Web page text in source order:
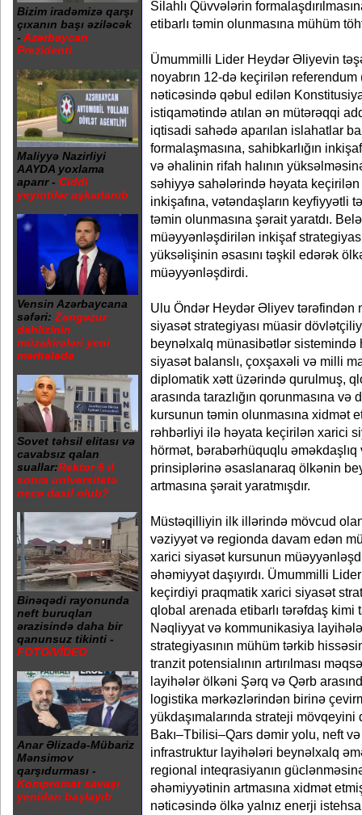
Bizim iradəmizə qarşı
çıxanın başı əziləcək
- Azərbaycan
Prezidenti
Maliyyə Nazirliyi
AAYDA yoxlama
aparır - Ciddi
yeyintilər aşkarlanıb
Vensin Azərbaycana
səfəri: Zəngəzur
dəhlizinin
müzakirələri yeni
mərhələdə
Sovet təhsil elitası və
cavabsız qalan
suallar:Rektor 6 il
sonra universitetə
necə daxil olub?
Binəqədi rayonunda
neft buruqları
ərazisində daha bir
qanunsuz tikinti -
FOTO/VİDEO
Anar Əlizadə-Mübariz
Mənsimov
qarşıdurması -
Kompromat savaşı
yenidən başlayıb
Silahlı Qüvvələrin
etibarlı təmin olunmasına mühüm
Ümummilli Lider Heydər Əliyevin
noyabrın 12-də keçirilən
nəticəsində qəbul edilən
istiqamətində atılan ən mütərəqqi
iqtisadi sahədə aparılan islahatlar
formalaşmasına, sahibkarlığın
və əhalinin rifah halının
səhiyyə sahələrində həyata keçirilən
inkişafına, vətəndaşların keyfiyyətli
təmin olunmasına şərait yaratdı.
müəyyənləşdirilən inkişaf
yüksəlişinin əsasını təşkil edərək
müəyyənləşdirdi.
Ulu Öndər Heydər Əliyev tərəfindən
siyasət strategiyası müasir
beynəlxalq münasibətlər sistemində
siyasət balanslı, çoxşaxəli və milli
diplomatik xətt üzərində qurulmuş,
arasında tarazlığın qorunmasına
kursunun təmin olunmasına xidmət
rəhbərliyi ilə həyata keçirilən xarici
hörmət, bərabərhüquqlu
prinsiplərinə əsaslanaraq ölkənin
artmasına şərait yaratmışdır.
Müstəqilliyin ilk illərində mövcud
vəziyyət və regionda davam edən
xarici siyasət kursunun
əhəmiyyət daşıyırdı. Ümummilli
keçirdiyi praqmatik xarici siyasət
qlobal arenada etibarlı tərəfdaş kimi
Nəqliyyat və kommunikasiya
strategiyasının mühüm tərkib
tranzit potensialının artırılması
layihələr ölkəni Şərq və Qərb
logistika mərkəzlərindən birinə
yükdaşımalarında strateji
Bakı–Tbilisi–Qars dəmir yolu, neft
infrastruktur layihələri beynəlxalq
regional inteqrasiyanın
əhəmiyyətinin artmasına xidmət
nəticəsində ölkə yalnız enerji